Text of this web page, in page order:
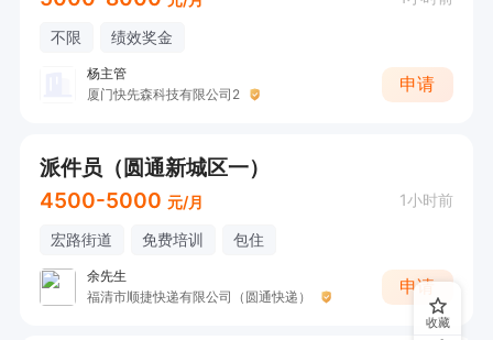
不限 绩效奖金
杨主管
厦门快先森科技有限公司2
申请
派件员（圆通新城区一）
4500-5000 元/月 1小时前
宏路街道 免费培训 包住
余先生
福清市顺捷快递有限公司（圆通快递）
申请
收藏